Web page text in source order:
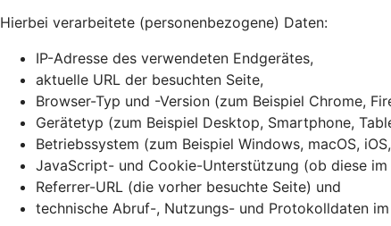
Hierbei verarbeitete (personenbezogene) Daten:
IP-Adresse des verwendeten Endgerätes,
aktuelle URL der besuchten Seite,
Browser-Typ und -Version (zum Beispiel Chrome,
Gerätetyp (zum Beispiel Desktop, Smartphone,
Betriebssystem (zum Beispiel Windows, macOS,
JavaScript- und Cookie-Unterstützung (ob diese
Referrer-URL (die vorher besuchte Seite) und
technische Abruf-, Nutzungs- und Protokolldaten